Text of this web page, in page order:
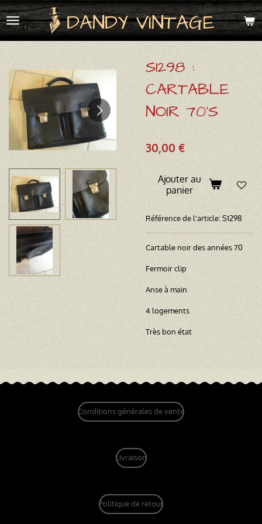
Passer
au
contenu
DANDY VINTAGE
S1298 :
CARTABLE
NOIR 70'S
30,00 €
Ajouter au
panier
Référence de l'article:S1298
Cartable noir des années 70
Fermoir clip
Anse à main
4 logements
Très bon état
Conditions générales de vente
Livraison
Politique de retour